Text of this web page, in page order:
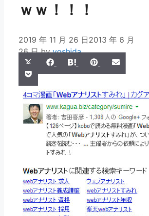
ｗｗ！！！
2019 年 11 月 26 日2013 年 6 月
26 日 byyoshida
Share
on
(Twitter)
Share
on
Facebook
Share
on
Hatena Share
on
PinterestShare
on
Share
on
Pocket